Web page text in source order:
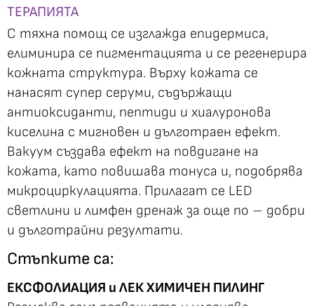
ТЕРАПИЯТА
С тяхна помощ се изглажда епидермиса,
елиминира се пигментацията и се регенерира
кожната структура. Върху кожата се
нанасят супер серуми, съдържащи
антиоксиданти, пептиди и хиалуронова
киселина с мигновен и дълготраен ефект.
Вакуум създава ефект на повдигане на
кожата, като повишава тонуса и, подобрява
микроциркулацията. Прилагат се LED
светлини и лимфен дренаж за още по – добри
и дълготрайни резултати.
Стъпките са:
ЕКСФОЛИАЦИЯ и ЛЕК ХИМИЧЕН ПИЛИНГ